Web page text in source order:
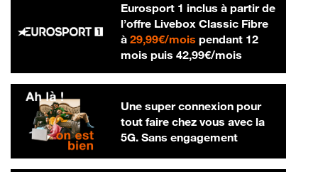
Eurosport 1 inclus à partir de
l’offre Livebox Classic Fibre
à 29,99€/mois29,99 € par mois
pendant 12
mois puis 42,99€/mois42,99 € par
Une super connexion pour
tout faire chez vous avec la
5G. Sans engagement